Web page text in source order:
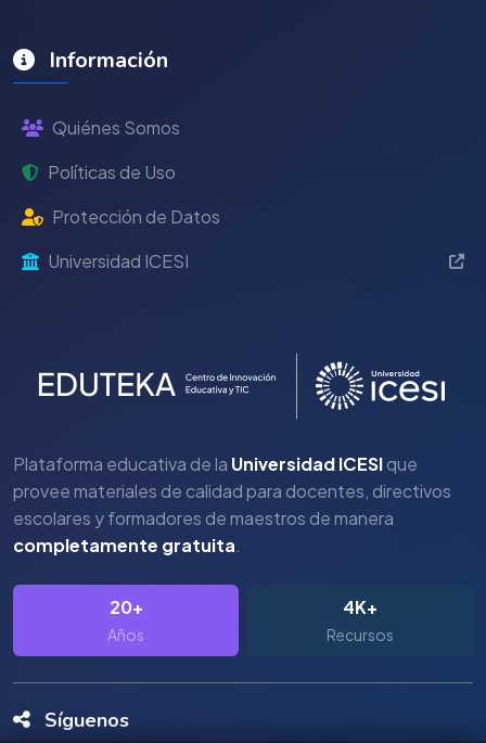
Información
Quiénes Somos
Políticas de Uso
Protección de Datos
Universidad ICESI
Plataforma educativa de la Universidad ICESIque
provee materiales de calidad para docentes, directivos
escolares y formadores de maestros de manera
completamente gratuita.
20+
Años
4K+
Recursos
Síguenos